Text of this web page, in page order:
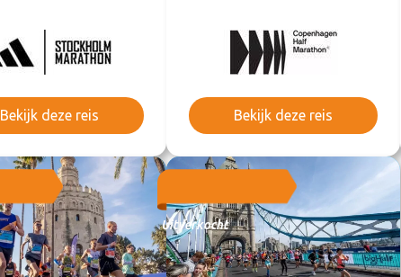
Bekijk deze reis Bekijk deze reis
Uitverkocht